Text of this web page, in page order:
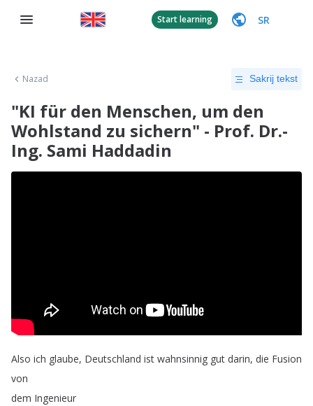
Start learning SR
Nazad Sakrij tekst
"KI für den Menschen, um den
Wohlstand zu sichern" - Prof. Dr.-
Ing. Sami Haddadin
Also ich glaube, Deutschland ist wahnsinnig gut darin, die Fusion
von
dem Ingenieur